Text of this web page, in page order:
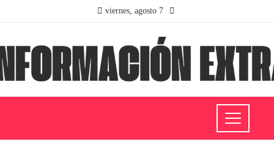
viernes, agosto 7